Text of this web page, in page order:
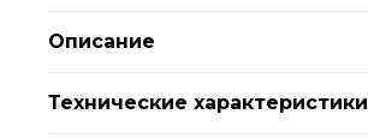
Описание
Технические характеристики